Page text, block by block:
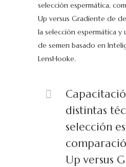
selección espermática,
Up versus Gradiente de
la selección espermática y
de semen basado en
LensHooke.
distintas
selección
Up versus